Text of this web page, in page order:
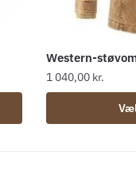
Western-
1 040,00 kr.
vare